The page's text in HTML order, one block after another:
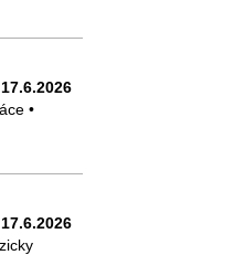
17.6.2026
•
17.6.2026